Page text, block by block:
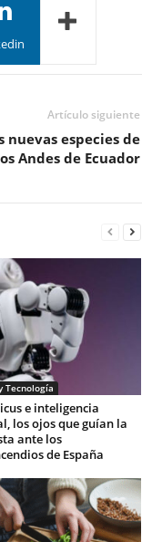
Artículo siguiente
nuevas especies de
Andes de Ecuador
Tecnología
e inteligencia
los ojos que guían la
ante los
de España